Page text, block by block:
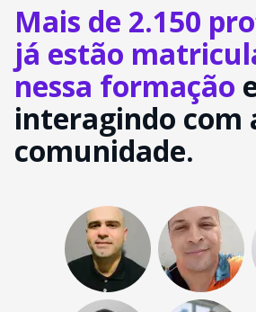
Mais de 2.150
já estão
nessa formação
interagindo com
comunidade.